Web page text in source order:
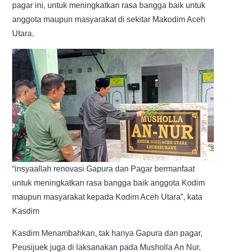
pagar ini, untuk meningkatkan rasa bangga baik untuk
anggota maupun masyarakat di sekitar Makodim Aceh
Utara.
“insyaallah renovasi Gapura dan Pagar bermanfaat
untuk meningkatkan rasa bangga baik anggota Kodim
maupun masyarakat kepada Kodim Aceh Utara”, kata
Kasdim
Kasdim Menambahkan, tak hanya Gapura dan pagar,
Peusijuek juga di laksanakan pada Musholla An Nur,